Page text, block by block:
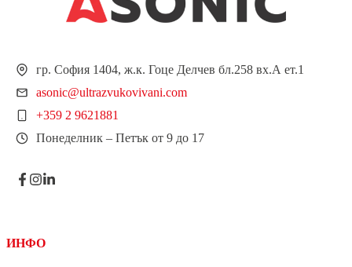
гр. София 1404, ж.к. Гоце Делчев бл.258 вх.А ет.1
asonic@ultrazvukovivani.com
+359 2 9621881
Понеделник – Петък от 9 до 17
ИНФО